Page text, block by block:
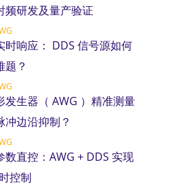
频研发及量产验证
时响应： DDS 信号源如何
题？
发生器（ AWG ）精准测量
冲边沿抑制？
数直控：AWG + DDS 实现
控制